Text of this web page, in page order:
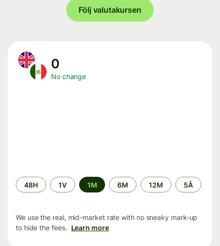
Följ valutakursen
0
No change
Time
period
48H 1V 1M 6M 12M 5Å
We use the real, mid-market rate with no sneaky mark-up
to hide the fees. Learn more